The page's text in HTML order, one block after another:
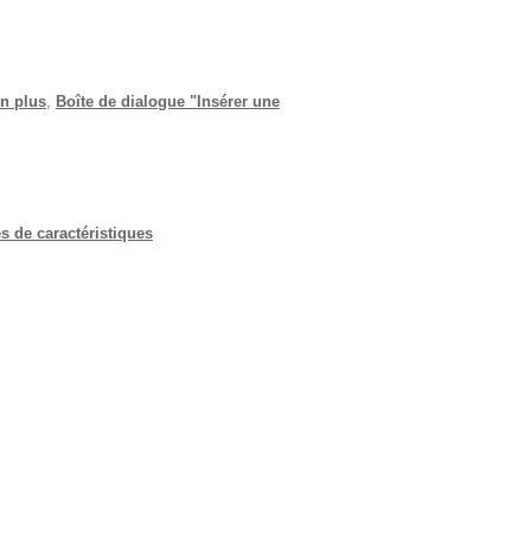
plus, Boîte de dialogue "Insérer une
de caractéristiques